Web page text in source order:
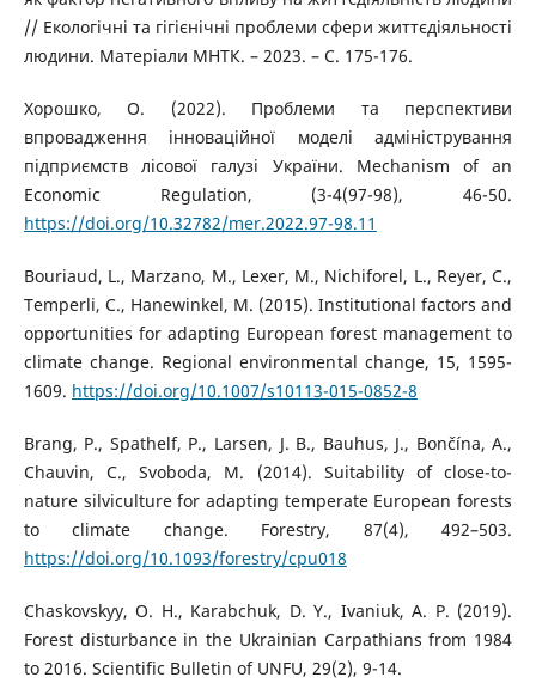
// Екологічні та гігієнічні проблеми сфери життєдіяльності
людини. Матеріали МНТК. – 2023. – С. 175-176.
Хорошко, О. (2022). Проблеми та перспективи
впровадження інноваційної моделі адміністрування
підприємств лісової галузі України. Mechanism of an
Economic Regulation, (3-4(97-98), 46-50.
https://doi.org/10.32782/mer.2022.97-98.11
Bouriaud, L., Marzano, M., Lexer, M., Nichiforel, L., Reyer, C.,
Temperli, C., Hanewinkel, M. (2015). Institutional factors and
opportunities for adapting European forest management to
climate change. Regional environmental change, 15, 1595-
1609. https://doi.org/10.1007/s10113-015-0852-8
Brang, P., Spathelf, P., Larsen, J. B., Bauhus, J., Bončína, A.,
Chauvin, C., Svoboda, M. (2014). Suitability of close-to-
nature silviculture for adapting temperate European forests
to climate change. Forestry, 87(4), 492–503.
https://doi.org/10.1093/forestry/cpu018
Chaskovskyy, O. H., Karabchuk, D. Y., Ivaniuk, A. P. (2019).
Forest disturbance in the Ukrainian Carpathians from 1984
to 2016. Scientific Bulletin of UNFU, 29(2), 9-14.